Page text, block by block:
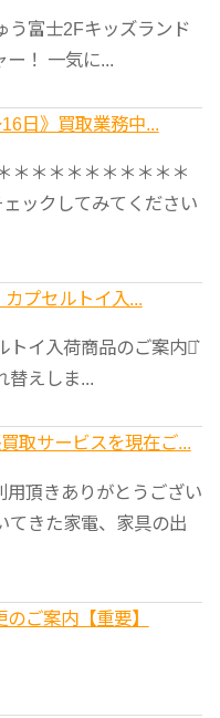
う富士2Fキッズランド
ー！ 一気に...
日》買取業務中...
＊＊＊＊＊＊＊＊＊
ックしてみてください
プセルトイ入...
トイ入荷商品のご案内⋆͛
替えしま...
取サービスを現在ご...
用頂きありがとうござい
てきた家電、家具の出
のご案内【重要】